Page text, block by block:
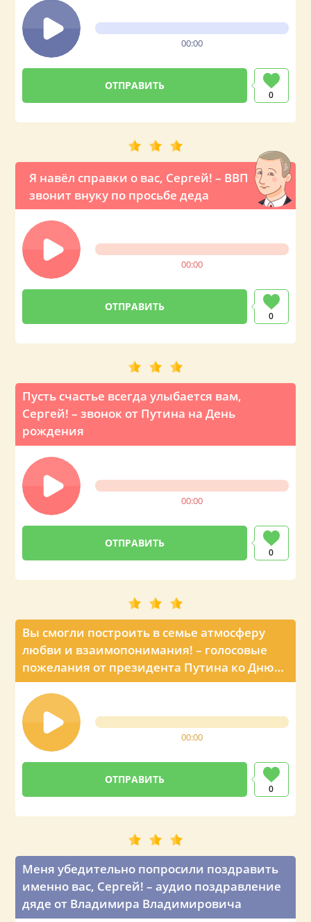
президента России
00:00
0
Я навёл справки о вас, Сергей! – ВВП
звонит внуку по просьбе деда
00:00
0
Пусть счастье всегда улыбается вам,
Сергей! – звонок от Путина на День
рождения
00:00
0
Вы смогли построить в семье атмосферу
любви и взаимопонимания! – голосовые
пожелания от президента Путина ко Дню
рождения мужа Сергея
00:00
0
Меня убедительно попросили поздравить
именно вас, Сергей! – аудио поздравление
дяде от Владимира Владимировича